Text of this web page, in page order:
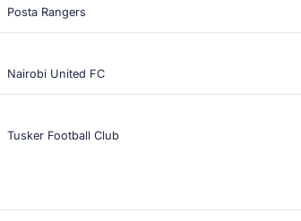
Posta Rangers
Nairobi United FC
Tusker Football Club